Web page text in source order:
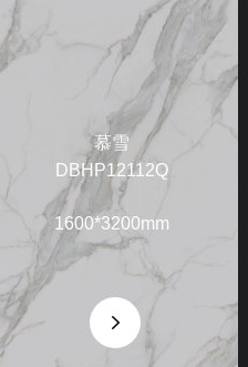
慕雪
DBHP12112Q
1600*3200mm